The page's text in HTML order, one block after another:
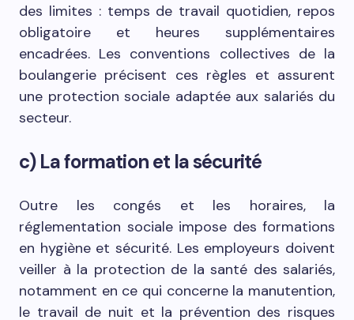
des limites : temps de travail quotidien, repos
obligatoire et heures supplémentaires
encadrées. Les conventions collectives de la
boulangerie précisent ces règles et assurent
une protection sociale adaptée aux salariés du
secteur.
c) La formation et la sécurité
Outre les congés et les horaires, la
réglementation sociale impose des formations
en hygiène et sécurité. Les employeurs doivent
veiller à la protection de la santé des salariés,
notamment en ce qui concerne la manutention,
le travail de nuit et la prévention des risques